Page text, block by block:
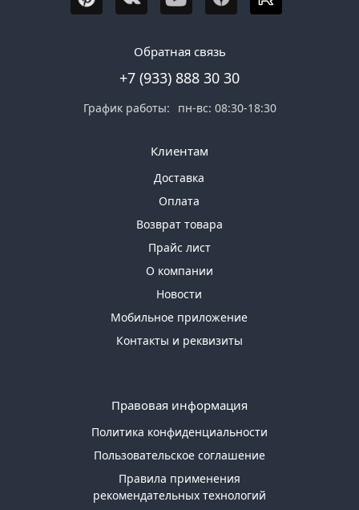
Обратная связь
+7 (933) 888 30 30
График работы: пн-вс: 08:30-18:30
Клиентам
Доставка
Оплата
Возврат товара
Прайс лист
О компании
Новости
Мобильное приложение
Контакты и реквизиты
Правовая информация
Политика конфиденциальности
Пользовательское соглашение
Правила применения
рекомендательных технологий